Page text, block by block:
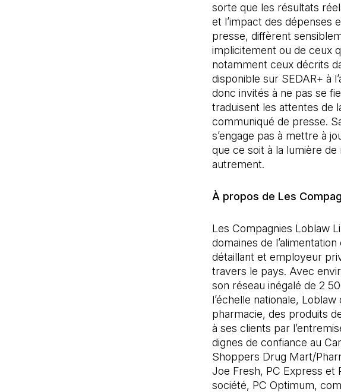
sorte que les résultats
et l’impact des dépenses
presse, diffèrent
implicitement ou de ceux
notamment ceux décrits
disponible sur SEDAR+ à
donc invités à ne pas se
traduisent les attentes de
communiqué de presse.
s’engage pas à mettre à
que ce soit à la lumière
autrement.
À propos de Les
Les Compagnies Loblaw
domaines de
détaillant et employeur
travers le pays. Avec
son réseau inégalé de 2
l’échelle nationale,
pharmacie, des produits
à ses clients par
dignes de confiance au
Shoppers Drug Mart/
Joe Fresh, PC Express et
société, PC Optimum,